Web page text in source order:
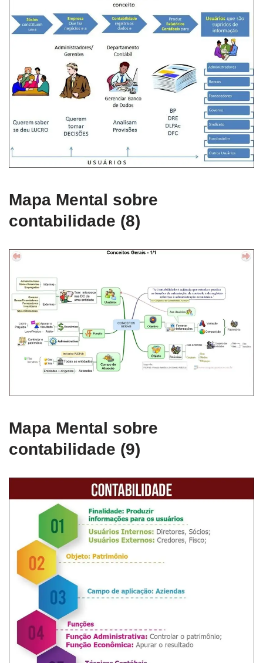
Mapa Mental sobre
contabilidade (8)
Mapa Mental sobre
contabilidade (9)